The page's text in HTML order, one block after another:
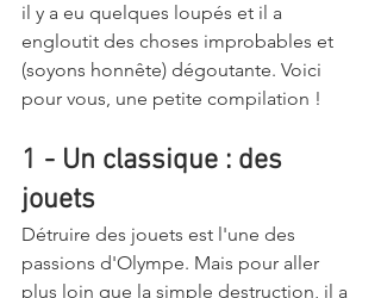
il y a eu quelques loupés et il a
engloutit des choses improbables et
(soyons honnête) dégoutante. Voici
pour vous, une petite compilation !
1 - Un classique : des
jouets
Détruire des jouets est l'une des
passions d'Olympe. Mais pour aller
plus loin que la simple destruction, il a